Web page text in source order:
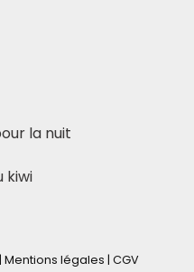
la nuit
kiwi
| Mentions légales | CGV